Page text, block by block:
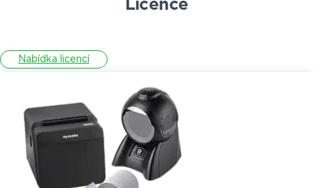
Licence
Nabídka licencí